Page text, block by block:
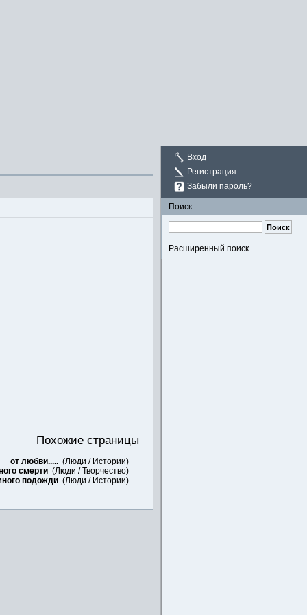
Вход
Регистрация
Забыли пароль?
Поиск
Расширенный поиск
Похожие страницы
от любви..... (Люди / Истории)
смерти (Люди /Творчество)
подожди (Люди / Истории)